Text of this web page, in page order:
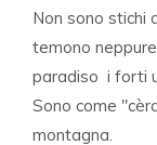
Non sono stichi
temono
paradiso i forti
Sono come
montagna.